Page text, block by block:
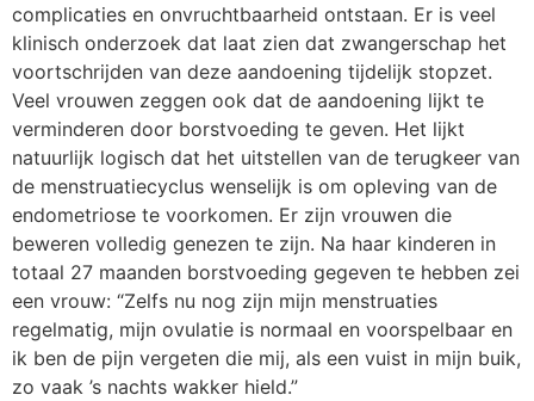
complicaties en onvruchtbaarheid ontstaan. Er is veel
klinisch onderzoek dat laat zien dat zwangerschap het
voortschrijden van deze aandoening tijdelijk stopzet.
Veel vrouwen zeggen ook dat de aandoening lijkt te
verminderen door borstvoeding te geven. Het lijkt
natuurlijk logisch dat het uitstellen van de terugkeer van
de menstruatiecyclus wenselijk is om opleving van de
endometriose te voorkomen. Er zijn vrouwen die
beweren volledig genezen te zijn. Na haar kinderen in
totaal 27 maanden borstvoeding gegeven te hebben zei
een vrouw: “Zelfs nu nog zijn mijn menstruaties
regelmatig, mijn ovulatie is normaal en voorspelbaar en
ik ben de pijn vergeten die mij, als een vuist in mijn buik,
zo vaak ’s nachts wakker hield.”